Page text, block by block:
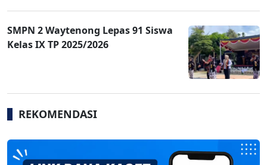
SMPN 2 Waytenong Lepas 91 Siswa
Kelas IX TP 2025/2026
REKOMENDASI